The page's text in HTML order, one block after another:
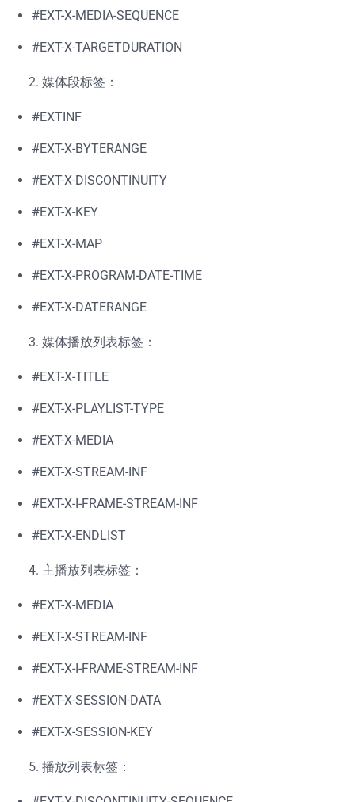
#EXT-X-MEDIA-SEQUENCE
#EXT-X-TARGETDURATION
媒体段标签：
#EXTINF
#EXT-X-BYTERANGE
#EXT-X-DISCONTINUITY
#EXT-X-KEY
#EXT-X-MAP
#EXT-X-PROGRAM-DATE-TIME
#EXT-X-DATERANGE
媒体播放列表标签：
#EXT-X-TITLE
#EXT-X-PLAYLIST-TYPE
#EXT-X-MEDIA
#EXT-X-STREAM-INF
#EXT-X-I-FRAME-STREAM-INF
#EXT-X-ENDLIST
主播放列表标签：
#EXT-X-MEDIA
#EXT-X-STREAM-INF
#EXT-X-I-FRAME-STREAM-INF
#EXT-X-SESSION-DATA
#EXT-X-SESSION-KEY
播放列表标签：